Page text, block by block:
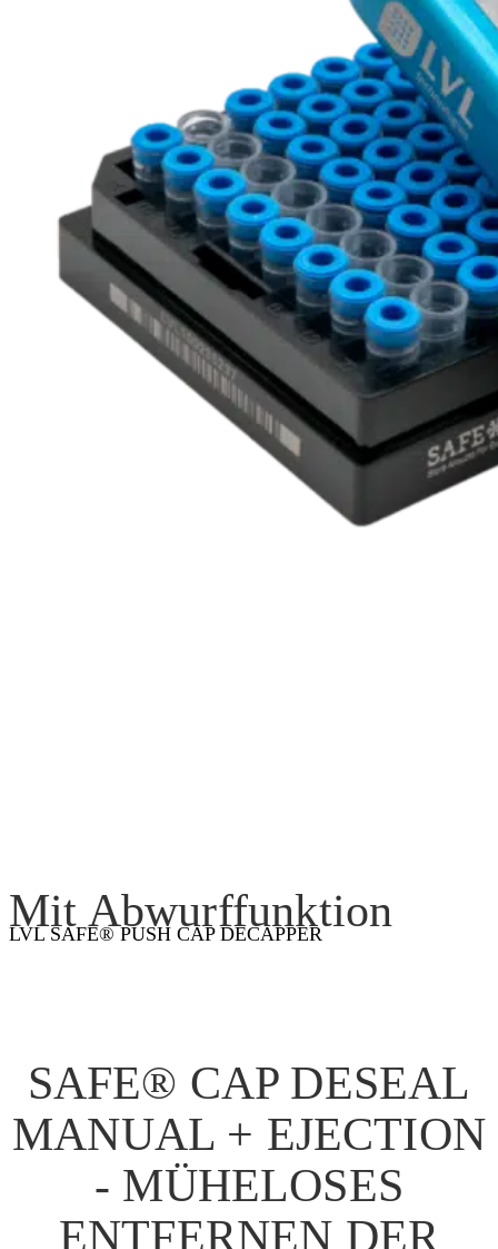
Mit Abwurffunktion
LVL SAFE® PUSH CAP DECAPPER
SAFE® CAP DESEAL
MANUAL + EJECTION
- MÜHELOSES
ENTFERNEN DER